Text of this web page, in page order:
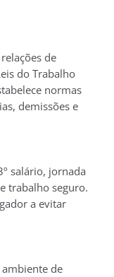
de
do Trabalho
normas
demissões e
salário, jornada
trabalho seguro.
a evitar
de